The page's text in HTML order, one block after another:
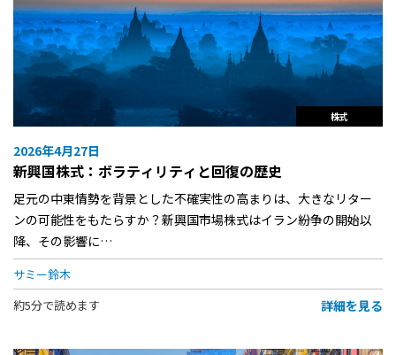
株式
2026年4月27日
新興国株式：ボラティリティと回復の歴史
足元の中東情勢を背景とした不確実性の高まりは、大きなリター
ンの可能性をもたらすか？新興国市場株式はイラン紛争の開始以
降、その影響に…
サミー鈴木
約5分で読めます
詳細を見る